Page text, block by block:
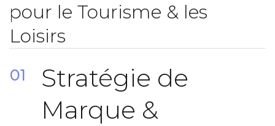
pour le Tourisme & les
Loisirs
01
Stratégie de
Marque &